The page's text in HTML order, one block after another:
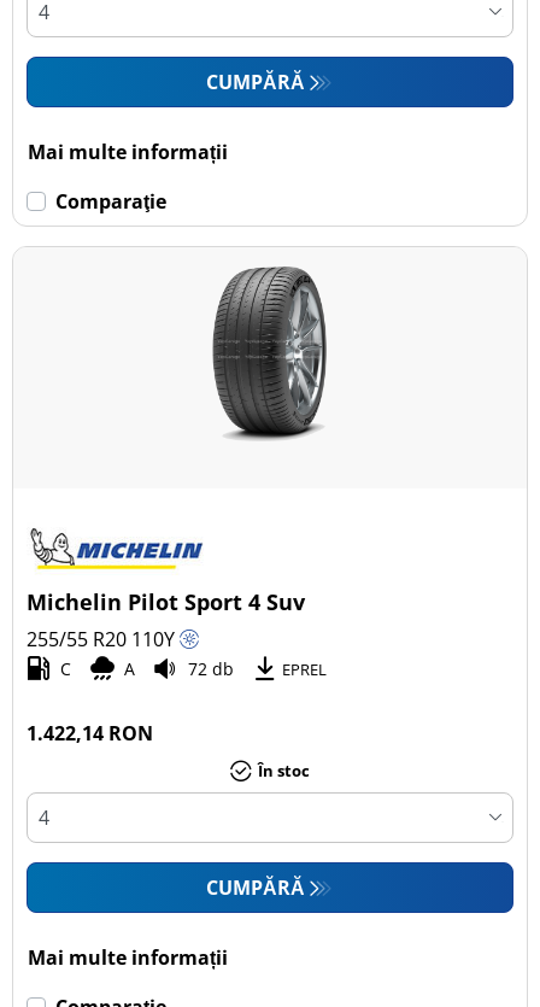
CUMPĂRĂ
Mai multe informații
Comparaţie
Michelin Pilot Sport 4 Suv
255/55 R20 110Y
C A 72 db EPREL
1.422,14 RON
În stoc
CUMPĂRĂ
Mai multe informații